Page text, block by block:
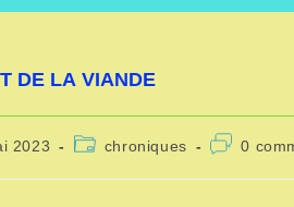
DE LA VIANDE
2023 chroniques 0